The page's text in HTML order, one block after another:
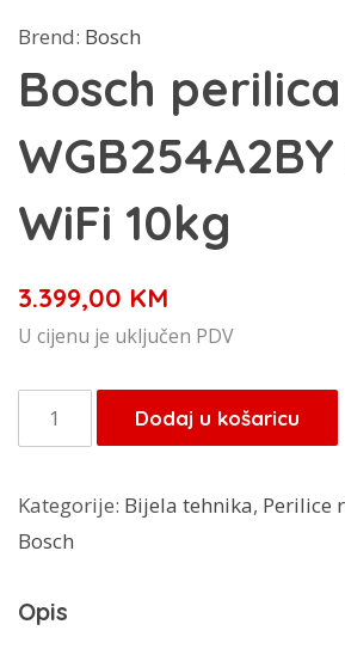
Brend: Bosch
Bosch
WiFi 10kg
3.399,00 KM
U cijenu je uključen PDV
Bosch
perilica
WGB254A2BY
iDos
10kg
Dodaj u košaricu
Kategorije: Bijela tehnika, Perilice
Bosch
Opis